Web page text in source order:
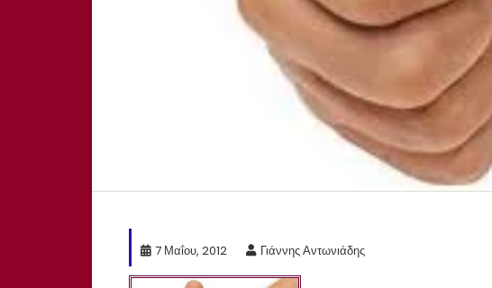
7 Μαΐου, 2012 Γιάννης Αντωνιάδης